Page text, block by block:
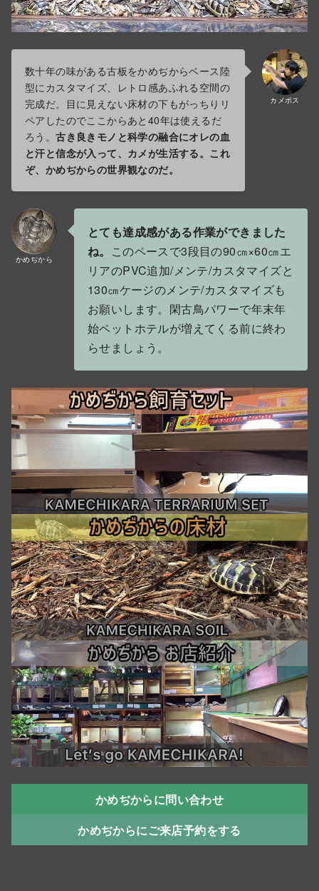
カメボス
数十年の味がある古板をかめぢからベース陸
型にカスタマイズ、レトロ感あふれる空間の
完成だ。目に見えない床材の下もがっちりリ
ペアしたのでここからあと40年は使えるだ
ろう。古き良きモノと科学の融合にオレの血
と汗と信念が入って、カメが生活する。これ
ぞ、かめぢからの世界観なのだ。
かめぢから
とても達成感がある作業ができました
ね。 このペースで3段目の90㎝×60㎝エ
リアのPVC追加/メンテ/カスタマイズと
130㎝ケージのメンテ/カスタマイズも
お願いします。閑古鳥パワーで年末年
始ペットホテルが増えてくる前に終わ
らせましょう。
かめぢからに問い合わせ
かめぢからにご来店予約をする